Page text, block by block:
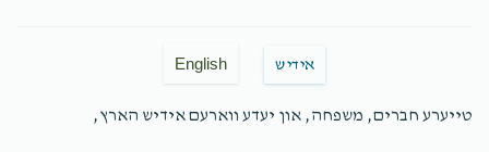
Stern, Avrumy Grunbaum, Shimen Godinger, Eluzer Moskowitz, Berl
Silber, Zevy Twersky, Binyumin Wertzberger, Benzion Mermelste
English אידיש
טייערע חברים, משפחה, און יעדע ווארעם אידיש הארץ,